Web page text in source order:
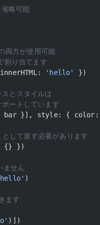
略可能
方が使用可能
り当てます
'hello' })
とスタイルは
ートしています
bar }], style: {
して渡す必要があります
{} })
せん
)
ます
)])